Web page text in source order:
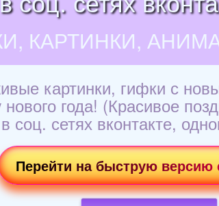
КАРТИНКИ,
картинки, гифки с
года! (Красивое
соц. сетях вконтакте,
Перейти на быструю версию